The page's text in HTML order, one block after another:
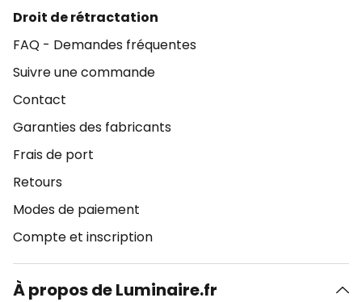
Droit de rétractation
FAQ - Demandes fréquentes
Suivre une commande
Contact
Garanties des fabricants
Frais de port
Retours
Modes de paiement
Compte et inscription
À propos de Luminaire.fr